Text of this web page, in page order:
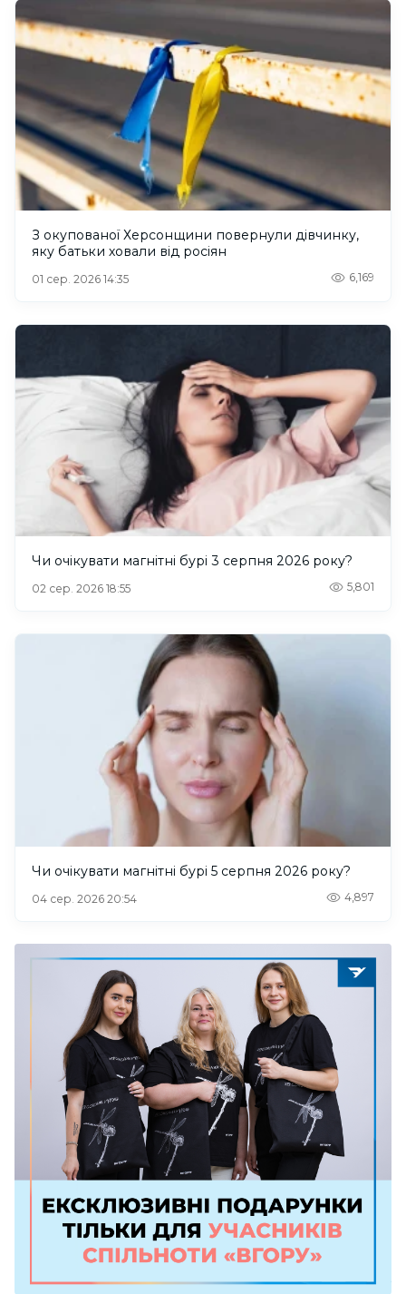
З окупованої Херсонщини повернули дівчинку,
яку батьки ховали від росіян
01 сер. 2026 14:35 6,169
Чи очікувати магнітні бурі 3 серпня 2026 року?
02 сер. 2026 18:55 5,801
Чи очікувати магнітні бурі 5 серпня 2026 року?
04 сер. 2026 20:54 4,897